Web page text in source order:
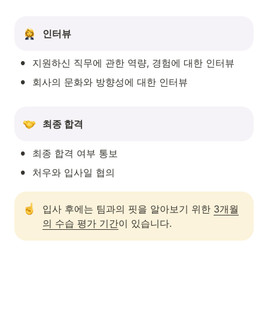
인터뷰
• 지원하신 직무에 관한 역량, 경험에 대한 인터뷰
• 회사의 문화와 방향성에 대한 인터뷰
최종 합격
• 최종 합격 여부 통보
• 처우와 입사일 협의
입사 후에는 팀과의 핏을 알아보기 위한 3개월
의 수습 평가 기간이 있습니다.